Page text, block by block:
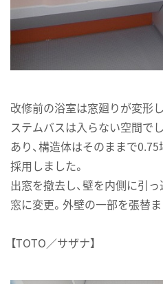
改修前の浴室は窓廻りが変形
ステムバスは入らない空間で
あり、構造体はそのままで
採用しました。
出窓を撤去し、壁を内側に引
窓に変更。外壁の一部を張替ま
【TOTO／サザナ】